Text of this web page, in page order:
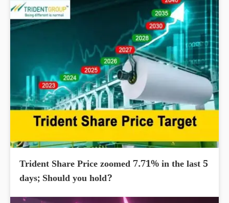
Trident Share Price zoomed 7.71% in the last 5
days; Should you hold?